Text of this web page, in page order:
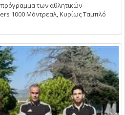
πρόγραμμα των αθλητικών
1000 Μόντρεαλ, Κυρίως Ταμπλό